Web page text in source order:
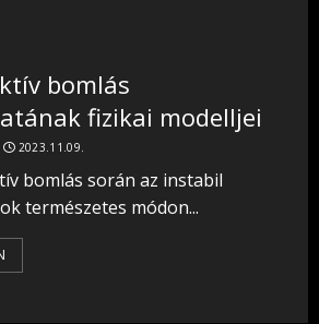
bomlás
fizikai modelljei
2023.11.09.
bomlás során az instabil
természetes módon...